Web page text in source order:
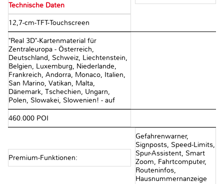
Technische Daten
12,7-cm-TFT-Touchscreen
"Real 3D"-Kartenmaterial für
Zentraleuropa - Österreich,
Deutschland, Schweiz, Liechtenstein,
Belgien, Luxemburg, Niederlande,
Frankreich, Andorra, Monaco, Italien,
San Marino, Vatikan, Malta,
Dänemark, Tschechien, Ungarn,
Polen, Slowakei, Slowenien! - auf
460.000 POI
Premium-Funktionen:
Gefahrenwarner,
Signposts, Speed-Limits,
Spur-Assistent, Smart
Zoom, Fahrtcomputer,
Routeninfos,
Hausnummernanzeige